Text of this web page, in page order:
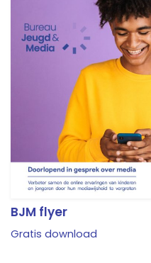
variaties.
Deze
optie
kan
op
de
BJM flyer
Gratis download